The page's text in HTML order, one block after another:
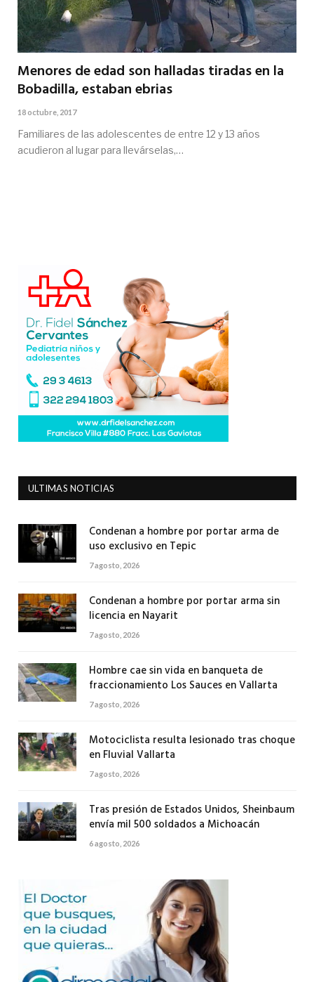
Menores de edad son halladas tiradas en la
Bobadilla, estaban ebrias
18 octubre, 2017
Familiares de las adolescentes de entre 12 y 13 años
acudieron al lugar para llevárselas,…
ULTIMAS NOTICIAS
Condenan a hombre por portar arma de
uso exclusivo en Tepic
7 agosto, 2026
Condenan a hombre por portar arma sin
licencia en Nayarit
7 agosto, 2026
Hombre cae sin vida en banqueta de
fraccionamiento Los Sauces en Vallarta
7 agosto, 2026
Motociclista resulta lesionado tras choque
en Fluvial Vallarta
7 agosto, 2026
Tras presión de Estados Unidos, Sheinbaum
envía mil 500 soldados a Michoacán
6 agosto, 2026